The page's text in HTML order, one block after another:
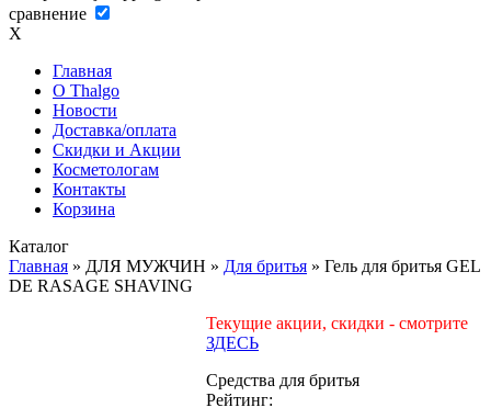
сравнение
X
Главная
O Thalgo
Новости
Доставка/оплата
Скидки и Акции
Косметологам
Контакты
Корзина
Каталог
Главная » ДЛЯ МУЖЧИН » Для бритья » Гель для бритья GEL
DE RASAGE SHAVING
Текущие акции, скидки - смотрите
ЗДЕСЬ
Средства для бритья
Рейтинг: